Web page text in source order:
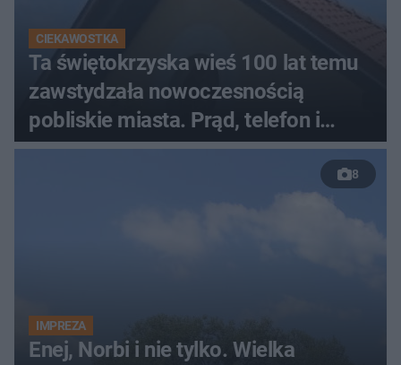
CIEKAWOSTKA
Ta świętokrzyska wieś 100 lat temu
zawstydzała nowoczesnością
pobliskie miasta. Prąd, telefon i
luksusowa auta
8
IMPREZA
Enej, Norbi i nie tylko. Wielka